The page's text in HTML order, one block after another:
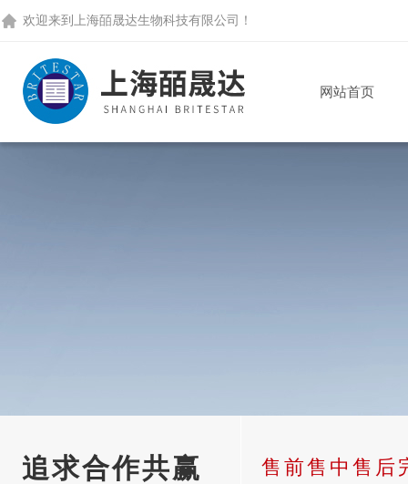
欢迎来到 上海皕晟达生物科技有限公司 ！
网站首页
追求合作共赢 售前售中售后